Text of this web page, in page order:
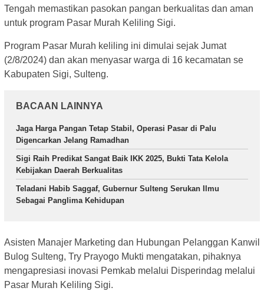
Tengah memastikan pasokan pangan berkualitas dan aman
untuk program Pasar Murah Keliling Sigi.
Program Pasar Murah keliling ini dimulai sejak Jumat
(2/8/2024) dan akan menyasar warga di 16 kecamatan se
Kabupaten Sigi, Sulteng.
BACAAN LAINNYA
Jaga Harga Pangan Tetap Stabil, Operasi Pasar di Palu
Digencarkan Jelang Ramadhan
Sigi Raih Predikat Sangat Baik IKK 2025, Bukti Tata Kelola
Kebijakan Daerah Berkualitas
Teladani Habib Saggaf, Gubernur Sulteng Serukan Ilmu
Sebagai Panglima Kehidupan
Asisten Manajer Marketing dan Hubungan Pelanggan Kanwil
Bulog Sulteng, Try Prayogo Mukti mengatakan, pihaknya
mengapresiasi inovasi Pemkab melalui Disperindag melalui
Pasar Murah Keliling Sigi.